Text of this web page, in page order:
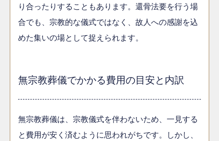
り合ったりすることもあります。還骨法要を行う場
合でも、宗教的な儀式ではなく、故人への感謝を込
めた集いの場として捉えられます。
無宗教葬儀でかかる費用の目安と内訳
無宗教葬儀は、宗教儀式を伴わないため、一見する
と費用が安く済むように思われがちです。しかし、